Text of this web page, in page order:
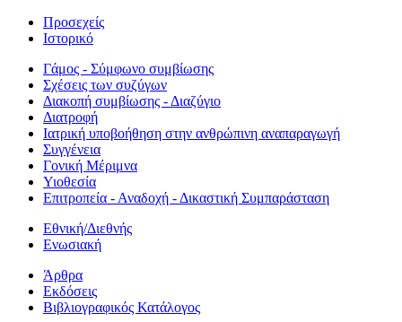
Προσεχείς
Ιστορικό
Γάμος - Σύμφωνο συμβίωσης
Σχέσεις των συζύγων
Διακοπή συμβίωσης - Διαζύγιο
Διατροφή
Ιατρική υποβοήθηση στην ανθρώπινη αναπαραγωγή
Συγγένεια
Γονική Μέριμνα
Υιοθεσία
Επιτροπεία - Αναδοχή - Δικαστική Συμπαράσταση
Εθνική/Διεθνής
Ενωσιακή
Άρθρα
Εκδόσεις
Βιβλιογραφικός Κατάλογος